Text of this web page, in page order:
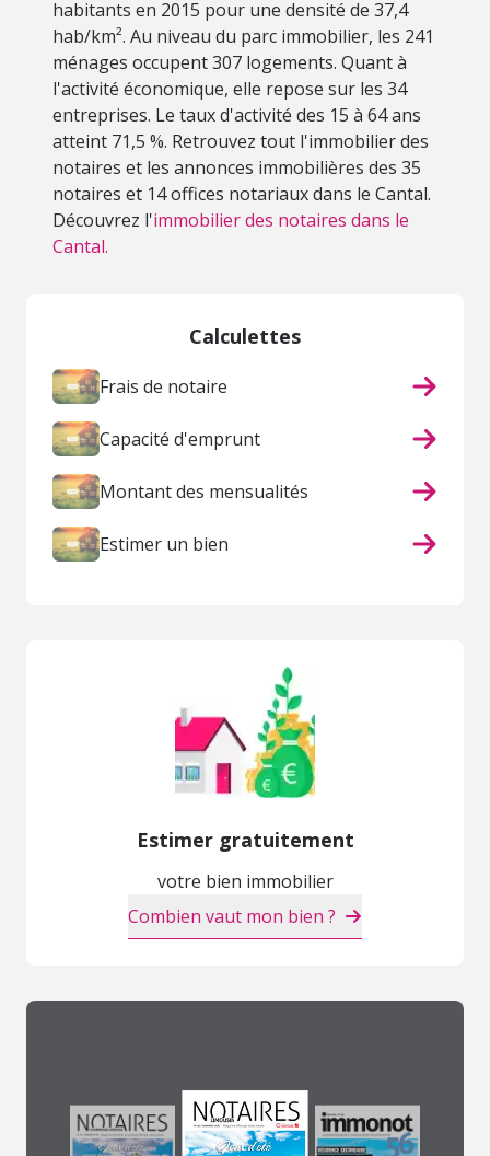
habitants en 2015 pour une densité de 37,4
hab/km². Au niveau du parc immobilier, les 241
ménages occupent 307 logements. Quant à
l'activité économique, elle repose sur les 34
entreprises. Le taux d'activité des 15 à 64 ans
atteint 71,5 %. Retrouvez tout l'immobilier des
notaires et les annonces immobilières des 35
notaires et 14 offices notariaux dans le Cantal.
Découvrez l'immobilier des notaires dans le
Cantal.
Calculettes
Frais de notaire
Capacité d'emprunt
Montant des mensualités
Estimer un bien
Estimer gratuitement
votre bien immobilier
Combien vaut mon bien ?